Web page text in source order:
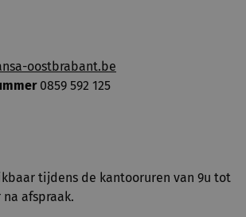
oostbrabant.be
0859 592 125
tijdens de kantooruren van 9u tot
afspraak.